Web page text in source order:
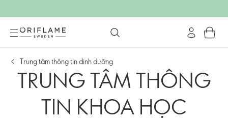
Trung tâm thông tin dinh dưỡng
TRUNG TÂM THÔNG
TIN KHOA HỌC